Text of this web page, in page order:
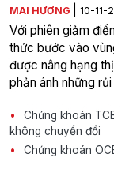
MAI HƯƠNG 10-11-
Với phiên giảm
thức bước vào
được nâng hạng
phản ánh những
Chứng khoán
không chuyển đổi
Chứng khoán